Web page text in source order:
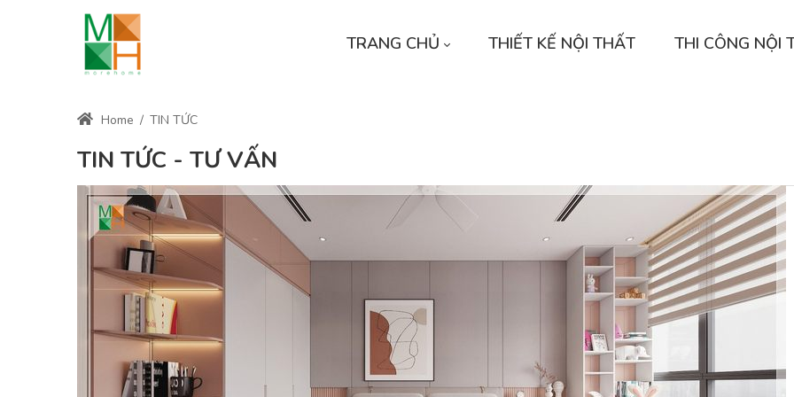
TRANG CHỦ THIẾT KẾ NỘI THẤT THI CÔNG NỘI
Home / TIN TỨC
TIN TỨC - TƯ VẤN